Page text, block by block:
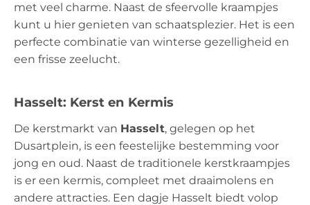
met veel charme. Naast de sfeervolle kraampjes
kunt u hier genieten van schaatsplezier. Het is een
perfecte combinatie van winterse gezelligheid en
een frisse zeelucht.
Hasselt: Kerst en Kermis
De kerstmarkt van Hasselt, gelegen op het
Dusartplein, is een feestelijke bestemming voor
jong en oud. Naast de traditionele kerstkraampjes
is er een kermis, compleet met draaimolens en
andere attracties. Een dagje Hasselt biedt volop